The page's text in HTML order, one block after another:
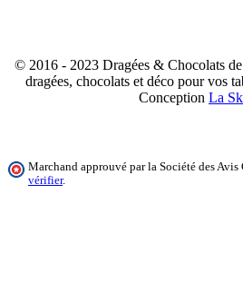
© 2016 - 2023 Dragées & Chocolats
dragées, chocolats et déco pour vos
Conception La
Marchand approuvé par la Société des Avis
vérifier.